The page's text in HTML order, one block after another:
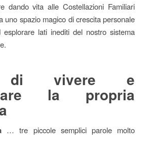
dando vita alle Costellazioni Familiari
uno spazio magico di crescita personale
esplorare lati inediti del nostro sistema
di vivere e
la propria
… tre piccole semplici parole molto